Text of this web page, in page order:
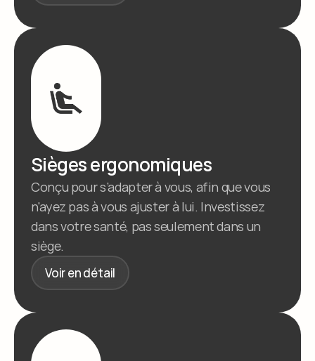
Sièges ergonomiques
Conçu pour s’adapter à vous, afin que vous
n'ayez pas à vous ajuster à lui. Investissez
dans votre santé, pas seulement dans un
siège.
Voir en détail